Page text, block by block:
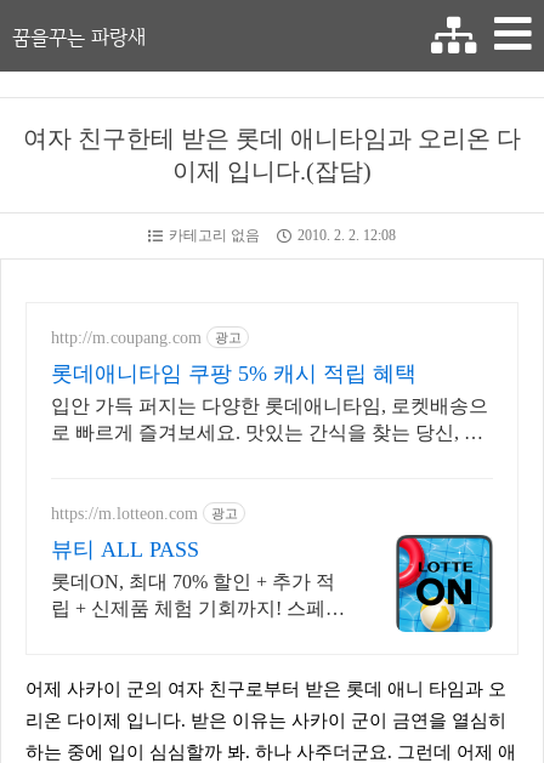
꿈을꾸는 파랑새
여자 친구한테 받은 롯데 애니타임과 오리온 다
이제 입니다.(잡담)
카테고리 없음 2010. 2. 2. 12:08
http://m.coupang.com 광고
롯데애니타임 쿠팡 5% 캐시 적립 혜택
입안 가득 퍼지는 다양한 롯데애니타임, 로켓배송으
로 빠르게 즐겨보세요. 맛있는 간식을 찾는 당신, 취
https://m.lotteon.com 광고
뷰티 ALL PASS
롯데ON, 최대 70% 할인 + 추가 적
립 + 신제품 체험 기회까지! 스페셜
어제 사카이 군의 여자 친구로부터 받은 롯데 애니 타임과 오
리온 다이제 입니다. 받은 이유는 사카이 군이 금연을 열심히
하는 중에 입이 심심할까 봐. 하나 사주더군요. 그런데 어제 애